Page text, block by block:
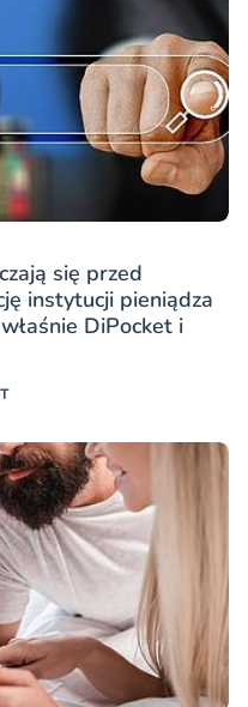
się przed
instytucji pieniądza
DiPocket i